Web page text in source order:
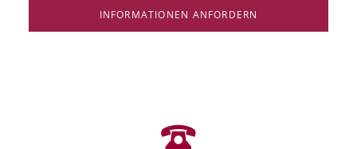
INFORMATIONEN ANFORDERN